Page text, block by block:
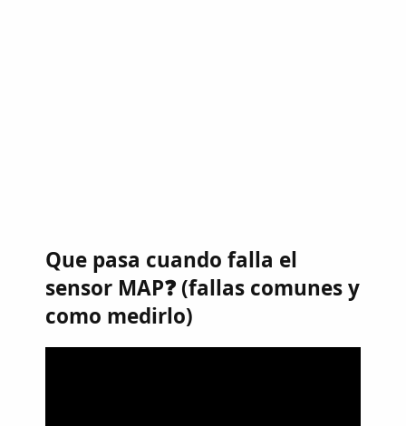
Que pasa cuando falla el
sensor MAP❓ (fallas comunes y
como medirlo)